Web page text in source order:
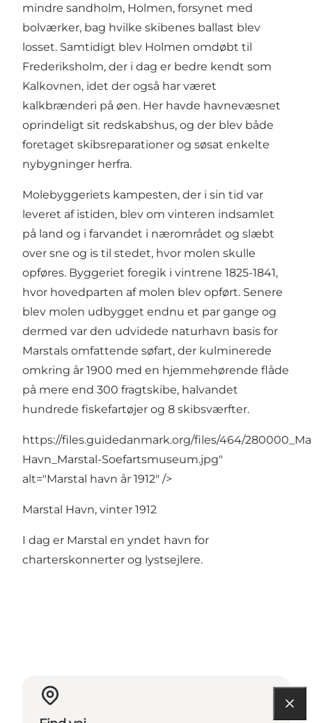
mindre sandholm, Holmen, forsynet med
bolværker, bag hvilke skibenes ballast blev
losset. Samtidigt blev Holmen omdøbt til
Frederiksholm, der i dag er bedre kendt som
Kalkovnen, idet der også har været
kalkbrænderi på øen. Her havde havnevæsnet
oprindeligt sit redskabshus, og der blev både
foretaget skibsreparationer og søsat enkelte
nybygninger herfra.
Molebyggeriets kampesten, der i sin tid var
leveret af istiden, blev om vinteren indsamlet
på land og i farvandet i nærområdet og slæbt
over sne og is til stedet, hvor molen skulle
opføres. Byggeriet foregik i vintrene 1825-1841,
hvor hovedparten af molen blev opført. Senere
blev molen udbygget endnu et par gange og
dermed var den udvidede naturhavn basis for
Marstals omfattende søfart, der kulminerede
omkring år 1900 med en hjemmehørende flåde
på mere end 300 fragtskibe, halvandet
hundrede fiskefartøjer og 8 skibsværfter.
https://files.guidedanmark.org/files/464/
Havn_Marstal-Soefartsmuseum.jpg"
alt="Marstal havn år 1912" />
Marstal Havn, vinter 1912
I dag er Marstal en yndet havn for
charterskonnerter og lystsejlere.